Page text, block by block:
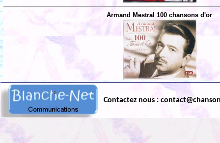
Armand Mestral 100 chansons d'or
Contactez nous :